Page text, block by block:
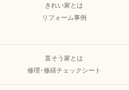
きれい家とは
リフォーム事例
直そう家とは
修理･修繕チェックシート